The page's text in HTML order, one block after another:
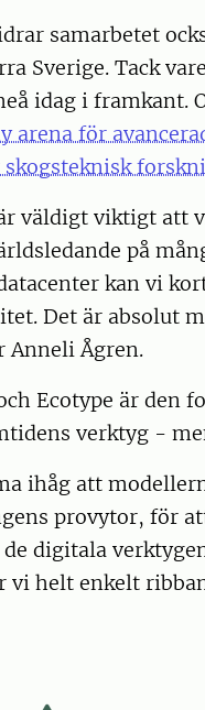
samarbetet
Sverige. Tack
idag i framkant.
arena för
skogsteknisk
väldigt viktigt att
på
kan vi
Det är absolut
Anneli Ågren.
Ecotype är den
verktyg -
ihåg att
provytor, för
digitala
vi helt enkelt